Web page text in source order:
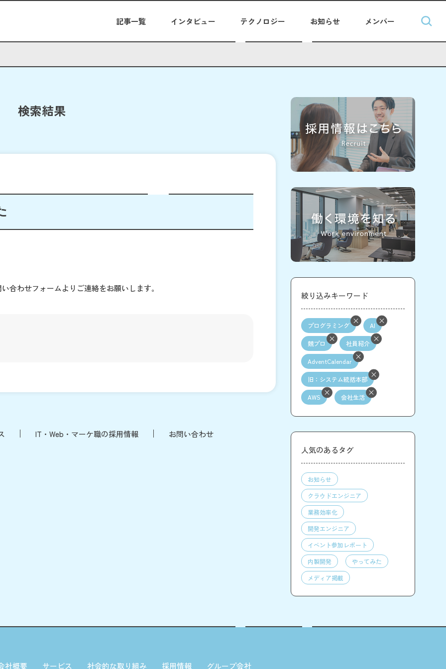
記事一覧 インタビュー テクノロジー お知らせ メンバー
検索結果
合わせフォームよりご連絡をお願いします。
IT・Web・マーケ職の採用情報 お問い合わせ
絞り込みキーワード
プログラミング AI
競プロ 社員紹介
AdventCalendar
旧：システム統括本部
AWS 会社生活
人気のあるタグ
お知らせ
クラウドエンジニア
業務効率化
開発エンジニア
イベント参加レポート
内製開発
やってみた
メディア掲載
社概要 サービス 社会的な取り組み 採用情報 グループ会社